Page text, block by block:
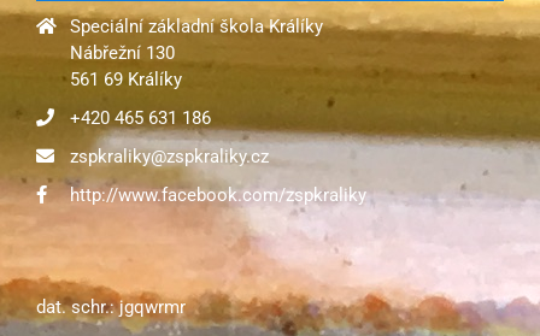
Speciální základní škola Králíky
Nábřežní 130
561 69 Králíky
+420 465 631 186
zspkraliky@zspkraliky.cz
http://www.facebook.com/zspkraliky
dat. schr.: jgqwrmr